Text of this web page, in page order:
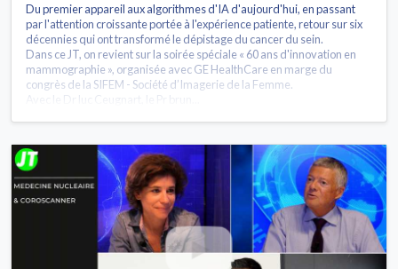
Du premier appareil aux algorithmes d'IA d'aujourd'hui, en passant
par l'attention croissante portée à l'expérience patiente, retour sur six
décennies qui ont transformé le dépistage du cancer du sein.
Dans ce JT, on revient sur la soirée spéciale « 60 ans d'innovation en
mammographie », organisée avec GE HealthCare en marge du
congrès de la SIFEM - Société d’Imagerie de la Femme.
Avec le Dr luc Ceugnart, le Pr brun...